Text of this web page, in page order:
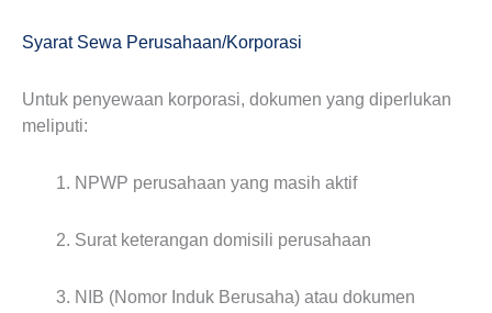
Syarat Sewa Perusahaan/Korporasi
Untuk penyewaan korporasi, dokumen yang diperlukan
meliputi:
NPWP perusahaan yang masih aktif
Surat keterangan domisili perusahaan
NIB (Nomor Induk Berusaha) atau dokumen